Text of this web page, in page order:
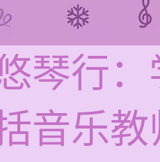
琴行
音乐